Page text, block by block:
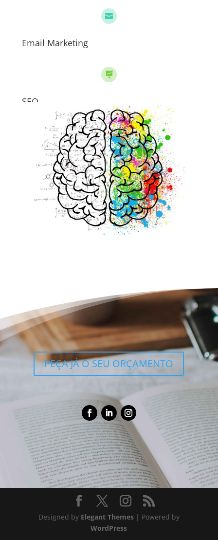

Email Marketing

SEO
PEÇA JÁ O SEU ORÇAMENTO
Designed by Elegant Themes| Powered by
WordPress